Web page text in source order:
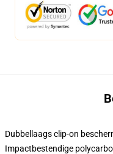
Dubbellaags clip-on
Impactbestendige